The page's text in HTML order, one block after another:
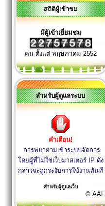
สถิติผู้เข้าชม
มีผู้เข้าเยี่ยมชม
คน ตั้งแต่ พฤษภาคม 2552
สำหรับผู้ดูแลระบบ
คำเตือน!
การพยายามเข้าระบบจัดการ
โดยผู้ที่ไม่ใช่เว็บมาสเตอร์ IP ดัง
กล่าวจะถูกระงับการใช้งานทันที
สำหรับผู้ดูแลเว็บ
© AAL